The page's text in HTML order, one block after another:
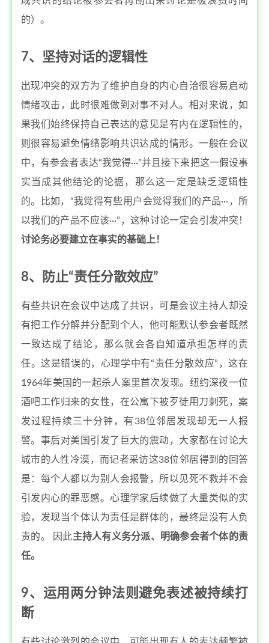
的）。
7、坚持对话的逻辑性
出现冲突的双方为了维护自身的内心自洽很容易启动
情绪攻击，此时很难做到对事不对人。相对来说，如
果我们始终保持自己表达的意见是有内在逻辑性的，
则很容易避免情绪影响共识达成的情形。一般在会议
中，有参会者表达“我觉得···”并且接下来把这一假设事
实当成其他结论的论据，那么这一定是缺乏逻辑性
的。比如，“我觉得有些用户会觉得我们的产品···，所
以我们的产品不应该···”，这种讨论一定会引发冲突！
讨论务必要建立在事实的基础上！
8、防止“责任分散效应”
有些共识在会议中达成了共识，可是会议主持人却没
有把工作分解并分配到个人，他可能默认参会者既然
一致达成了结论，那么就会各自知道承担怎样的责
任。这是错误的，心理学中有“责任分散效应”，这在
1964年美国的一起杀人案里首次发现。纽约深夜一位
酒吧工作归来的女性，在公寓下被歹徒用刀刺死，案
发过程持续三十分钟，有38位邻居发现却无一人报
警。事后对美国引发了巨大的震动，大家都在讨论大
城市的人性冷漠，而记者采访这38位邻居得到的回答
是：每个人都以为别人会报警，所以见死不救并不会
引发内心的罪恶感。心理学家后续做了大量类似的实
验，发现当个体认为责任是群体的，最终是没有人负
责的。 因此主持人有义务分派、明确参会者个体的责
任。
9、运用两分钟法则避免表述被持续打
断